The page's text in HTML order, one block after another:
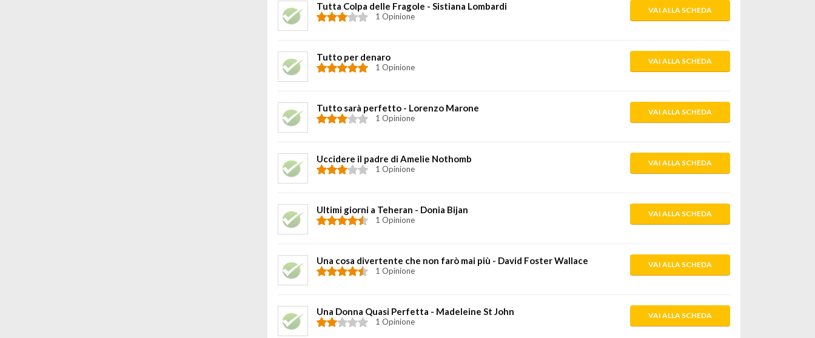
Tutta Colpa delle Fragole - Sistiana Lombardi
1 Opinione
VAI ALLA SCHEDA
Tutto per denaro
1 Opinione
VAI ALLA SCHEDA
Tutto sarà perfetto - Lorenzo Marone
1 Opinione
VAI ALLA SCHEDA
Uccidere il padre di Amelie Nothomb
1 Opinione
VAI ALLA SCHEDA
Ultimi giorni a Teheran - Donia Bijan
1 Opinione
VAI ALLA SCHEDA
Una cosa divertente che non farò mai più - David Foster Wallace
1 Opinione
VAI ALLA SCHEDA
Una Donna Quasi Perfetta - Madeleine St John
1 Opinione
VAI ALLA SCHEDA